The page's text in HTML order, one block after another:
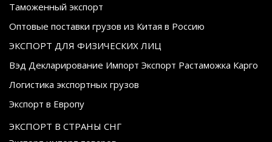
Таможенный экспорт
Оптовые поставки грузов из Китая в Россию
ЭКСПОРТ ДЛЯ ФИЗИЧЕСКИХ ЛИЦ
Вэд Декларирование Импорт Экспорт Растаможка Карго
Логистика экспортных грузов
Экспорт в Европу
ЭКСПОРТ В СТРАНЫ СНГ